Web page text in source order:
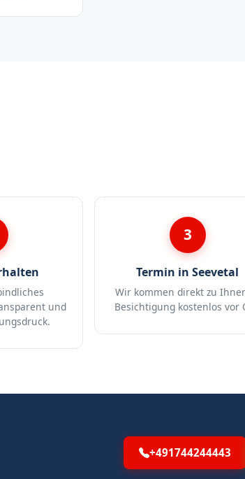
und
3
Termin in Seevetal
Wir kommen direkt zu
Besichtigung kostenlos vor
+491744244443